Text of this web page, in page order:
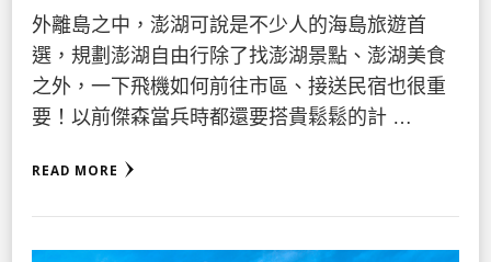
外離島之中，澎湖可說是不少人的海島旅遊首
選，規劃澎湖自由行除了找澎湖景點、澎湖美食
之外，一下飛機如何前往市區、接送民宿也很重
要！以前傑森當兵時都還要搭貴鬆鬆的計 …
READ MORE